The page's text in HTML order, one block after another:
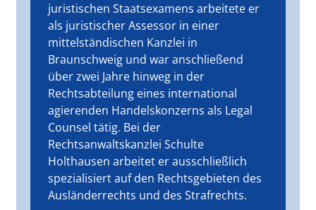
juristischen Staatsexamens arbeitete er
als juristischer Assessor in einer
mittelständischen Kanzlei in
Braunschweig und war anschließend
über zwei Jahre hinweg in der
Rechtsabteilung eines international
agierenden Handelskonzerns als Legal
Counsel tätig. Bei der
Rechtsanwaltskanzlei Schulte
Holthausen arbeitet er ausschließlich
spezialisiert auf den Rechtsgebieten des
Ausländerrechts und des Strafrechts.